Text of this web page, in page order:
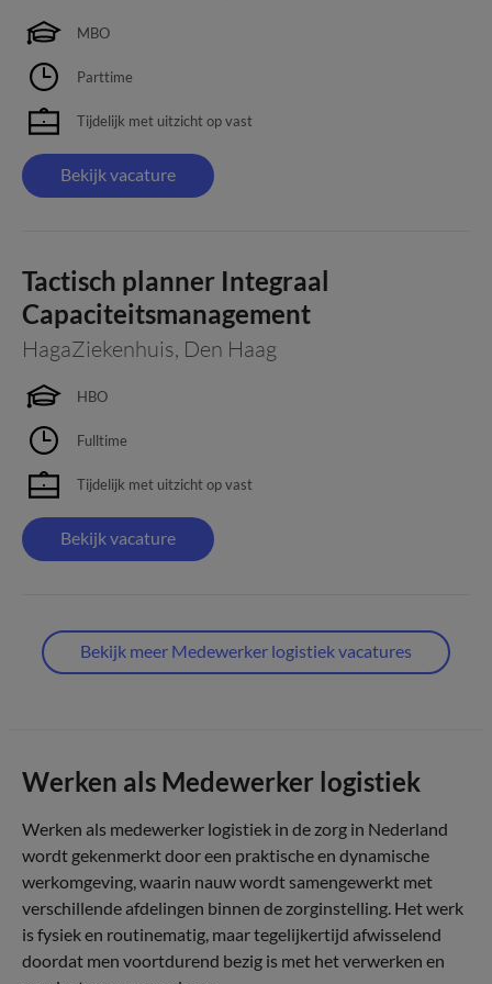
MBO
Parttime
Tijdelijk met uitzicht op vast
Bekijk vacature
Tactisch planner Integraal
Capaciteitsmanagement
HagaZiekenhuis, Den Haag
HBO
Fulltime
Tijdelijk met uitzicht op vast
Bekijk vacature
Bekijk meer Medewerker logistiek vacatures
Werken als Medewerker logistiek
Werken als medewerker logistiek in de zorg in Nederland
wordt gekenmerkt door een praktische en dynamische
werkomgeving, waarin nauw wordt samengewerkt met
verschillende afdelingen binnen de zorginstelling. Het werk
is fysiek en routinematig, maar tegelijkertijd afwisselend
doordat men voortdurend bezig is met het verwerken en